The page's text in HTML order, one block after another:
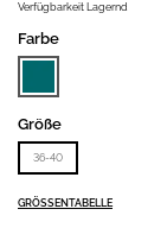
Verfügbarkeit Lagernd
Farbe
Größe
36-40
GRÖSSENTABELLE